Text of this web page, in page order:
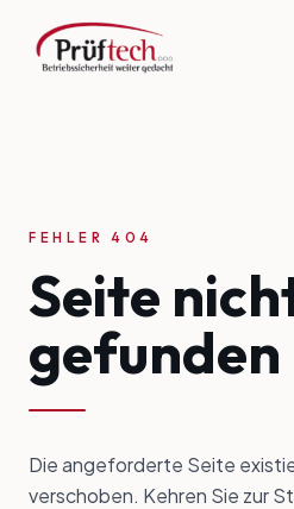
FEHLER 404
Seite
gefunden
Die angeforderte Seite
verschoben. Kehren Sie zur